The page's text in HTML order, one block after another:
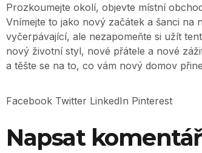
Prozkoumejte okolí, objevte místní
Vnímejte to jako nový začátek a šanci na
vyčerpávající, ale nezapomeňte si užít
nový životní styl, nové přátele a nové
a těšte se na to, co vám nový domov
Facebook Twitter LinkedIn Pinterest
Napsat komentář